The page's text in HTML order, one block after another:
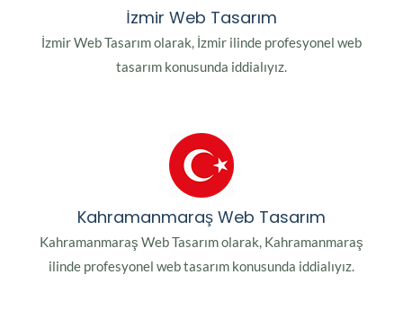
İzmir Web Tasarım
İzmir Web Tasarım olarak, İzmir ilinde profesyonel web
tasarım konusunda iddialıyız.
Kahramanmaraş Web Tasarım
Kahramanmaraş Web Tasarım olarak, Kahramanmaraş
ilinde profesyonel web tasarım konusunda iddialıyız.